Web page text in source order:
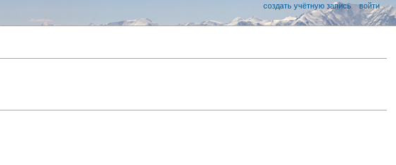
создать учётную запись войти